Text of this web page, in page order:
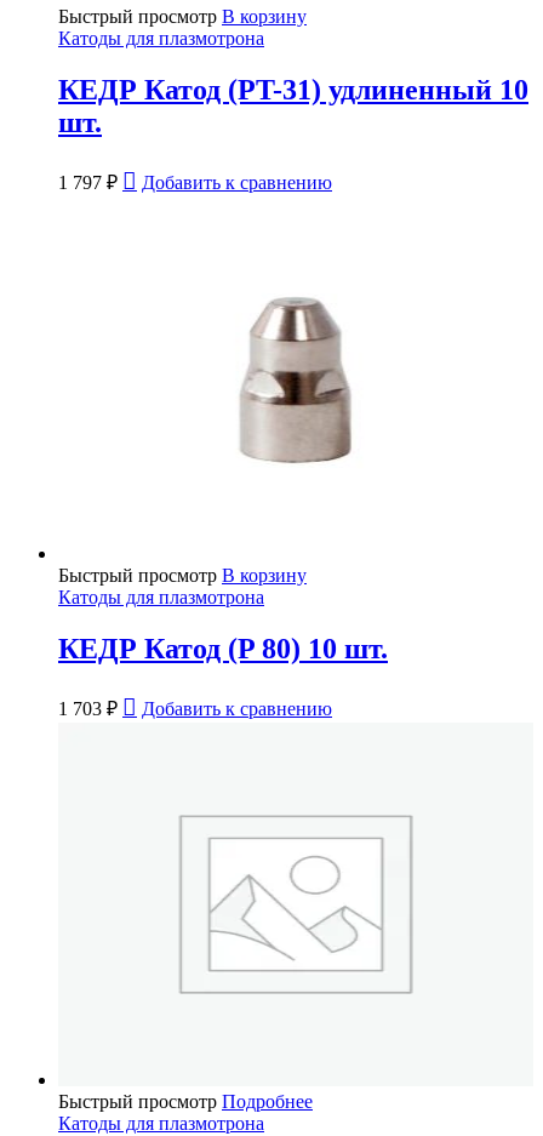
Быстрый просмотр В корзину
Катоды для плазмотрона
КЕДР Катод (PT-31) удлиненный 10
шт.
1 797 ₽ Добавить к сравнению
Быстрый просмотр В корзину
Катоды для плазмотрона
КЕДР Катод (P 80) 10 шт.
1 703 ₽ Добавить к сравнению
Быстрый просмотр Подробнее
Катоды для плазмотрона